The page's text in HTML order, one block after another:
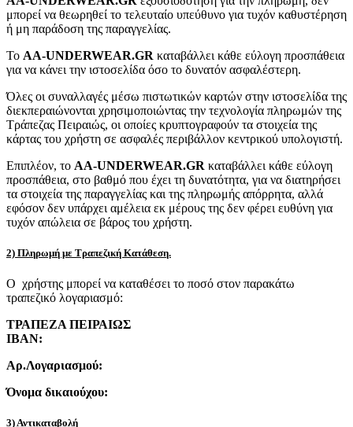
μπορεί να θεωρηθεί το τελευταίο υπεύθυνο για τυχόν καθυστέρηση
ή μη παράδοση της παραγγελίας.
Το AA-UNDERWEAR.GR καταβάλλει κάθε εύλογη προσπάθεια
για να κάνει την ιστοσελίδα όσο το δυνατόν ασφαλέστερη.
Όλες οι συναλλαγές μέσω πιστωτικών καρτών στην ιστοσελίδα της
διεκπεραιώνονται χρησιμοποιώντας την τεχνολογία πληρωμών της
Τράπεζας Πειραιώς, οι οποίες κρυπτογραφούν τα στοιχεία της
κάρτας του χρήστη σε ασφαλές περιβάλλον κεντρικού υπολογιστή.
Επιπλέον, το AA-UNDERWEAR.GR καταβάλλει κάθε εύλογη
προσπάθεια, στο βαθμό που έχει τη δυνατότητα, για να διατηρήσει
τα στοιχεία της παραγγελίας και της πληρωμής απόρρητα, αλλά
εφόσον δεν υπάρχει αμέλεια εκ μέρους της δεν φέρει ευθύνη για
τυχόν απώλεια σε βάρος του χρήστη.
2) Πληρωμή με Τραπεζική Κατάθεση.
Ο χρήστης μπορεί να καταθέσει το ποσό στον παρακάτω
τραπεζικό λογαριασμό:
ΤΡΑΠΕΖΑ ΠΕΙΡΑΙΩΣ
IBAN:
Αρ.Λογαριασμού:
Όνομα δικαιούχου:
3) Αντικαταβολή